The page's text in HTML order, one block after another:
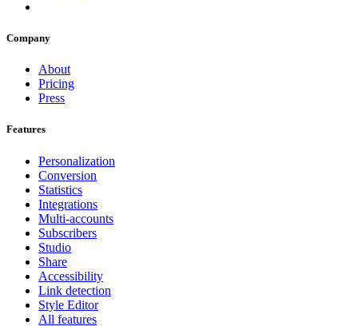
Company
About
Pricing
Press
Features
Personalization
Conversion
Statistics
Integrations
Multi-accounts
Subscribers
Studio
Share
Accessibility
Link detection
Style Editor
All features